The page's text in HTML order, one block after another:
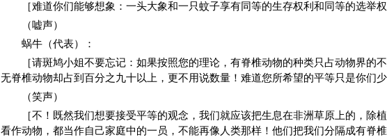
［难道你们能够想象：一头大象和一只蚊子享有同等的生存权利和同等的选举权
（嘘声）
蜗牛（代表）：
［请斑鸠小姐不要忘记：如果按照您的理论，有脊椎动物的种类只占动物界的
无脊椎动物却占到百分之九十以上，更不用说数量！难道您所希望的平等只是你们少
（笑声）
［不！既然我们想要接受平等的观念，我们就应该把生息在非洲草原上的，除
看作动物，都当作自己家庭中的一员，不能再像人类那样！他们把我们分隔成有脊